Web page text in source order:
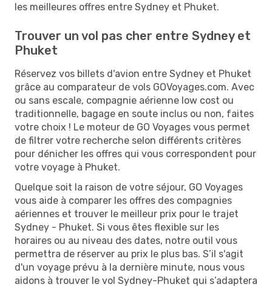
les meilleures offres entre Sydney et Phuket.
Trouver un vol pas cher entre Sydney et
Phuket
Réservez vos billets d'avion entre Sydney et Phuket
grâce au comparateur de vols GOVoyages.com. Avec
ou sans escale, compagnie aérienne low cost ou
traditionnelle, bagage en soute inclus ou non, faites
votre choix ! Le moteur de GO Voyages vous permet
de filtrer votre recherche selon différents critères
pour dénicher les offres qui vous correspondent pour
votre voyage à Phuket.
Quelque soit la raison de votre séjour, GO Voyages
vous aide à comparer les offres des compagnies
aériennes et trouver le meilleur prix pour le trajet
Sydney - Phuket. Si vous êtes flexible sur les
horaires ou au niveau des dates, notre outil vous
permettra de réserver au prix le plus bas. S’il s'agit
d'un voyage prévu à la dernière minute, nous vous
aidons à trouver le vol Sydney-Phuket qui s’adaptera